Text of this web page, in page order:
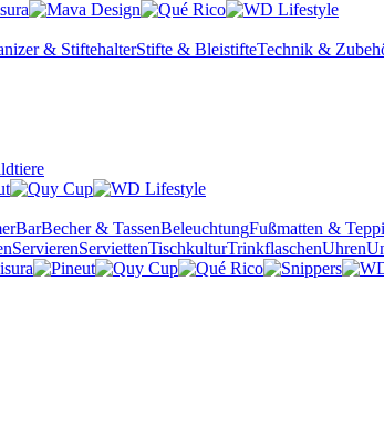
& StiftehalterStifte & BleistifteTechnik &
BarBecher & TassenBeleuchtungFußmatten &
ServierenServiettenTischkulturTrinkflaschenUhren